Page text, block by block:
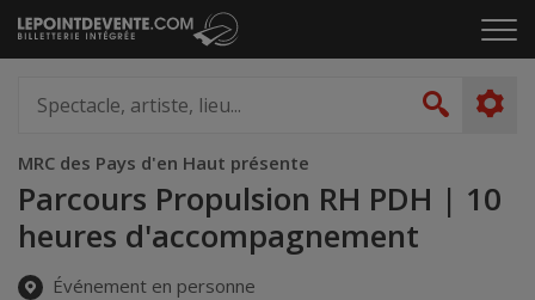
Passer
au
le
artiste,
lieu...
MRC des Pays d'en Haut présente
Parcours Propulsion RH PDH | 10
heures d'accompagnement
Événement en personne